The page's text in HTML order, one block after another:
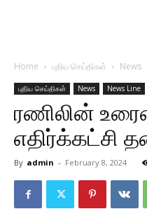
Home புதிய செய்திகள் News
புதிய செய்திகள் News News Line
ரணிலின்
எதிர்க்கட்சி
By admin - February 8, 2024